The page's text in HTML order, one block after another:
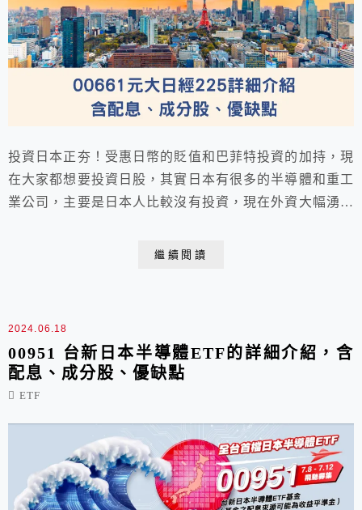
投資日本正夯！受惠日幣的貶值和巴菲特投資的加持，現
在大家都想要投資日股，其實日本有很多的半導體和重工
業公司，主要是日本人比較沒有投資，現在外資大幅湧進
含配息、成分股、優缺點！
繼續閱讀
2024.06.18
00951 台新日本半導體ETF的詳細介紹，含
配息、成分股、優缺點
ETF